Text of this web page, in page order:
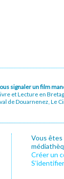
signaler un film
et Lecture en
de Douarnenez, Le
Vous êtes
Créer un
S’identifier